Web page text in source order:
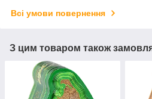
Всі умови повернення
З цим товаром також